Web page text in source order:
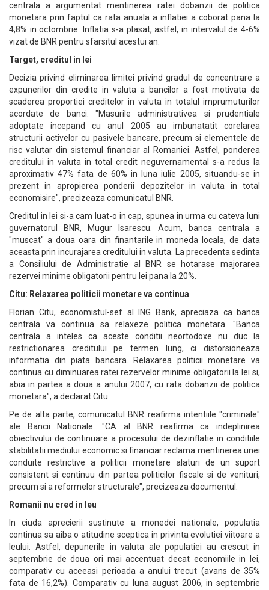
centrala a argumentat mentinerea ratei dobanzii de politica
monetara prin faptul ca rata anuala a inflatiei a coborat pana la
4,8% in octombrie. Inflatia s-a plasat, astfel, in intervalul de 4-6%
vizat de BNR pentru sfarsitul acestui an.
Target, creditul in lei
Decizia privind eliminarea limitei privind gradul de concentrare a
expunerilor din credite in valuta a bancilor a fost motivata de
scaderea proportiei creditelor in valuta in totalul imprumuturilor
acordate de banci. "Masurile administrativea si prudentiale
adoptate incepand cu anul 2005 au imbunatatit corelarea
structurii activelor cu pasivele bancare, precum si elementele de
risc valutar din sistemul financiar al Romaniei. Astfel, ponderea
creditului in valuta in total credit neguvernamental s-a redus la
aproximativ 47% fata de 60% in luna iulie 2005, situandu-se in
prezent in apropierea ponderii depozitelor in valuta in total
economisire", precizeaza comunicatul BNR.
Creditul in lei si-a cam luat-o in cap, spunea in urma cu cateva luni
guvernatorul BNR, Mugur Isarescu. Acum, banca centrala a
"muscat" a doua oara din finantarile in moneda locala, de data
aceasta prin incurajarea creditului in valuta. La precedenta sedinta
a Consiliului de Administratie al BNR se hotarase majorarea
rezervei minime obligatorii pentru lei pana la 20%.
Citu: Relaxarea politicii monetare va continua
Florian Citu, economistul-sef al ING Bank, apreciaza ca banca
centrala va continua sa relaxeze politica monetara. "Banca
centrala a inteles ca aceste conditii neortodoxe nu duc la
restrictionarea creditului pe termen lung, ci distorsioneaza
informatia din piata bancara. Relaxarea politicii monetare va
continua cu diminuarea ratei rezervelor minime obligatorii la lei si,
abia in partea a doua a anului 2007, cu rata dobanzii de politica
monetara", a declarat Citu.
Pe de alta parte, comunicatul BNR reafirma intentiile "criminale"
ale Bancii Nationale. "CA al BNR reafirma ca indeplinirea
obiectivului de continuare a procesului de dezinflatie in conditiile
stabilitatii mediului economic si financiar reclama mentinerea unei
conduite restrictive a politicii monetare alaturi de un suport
consistent si continuu din partea politicilor fiscale si de venituri,
precum si a reformelor structurale", precizeaza documentul.
Romanii nu cred in leu
In ciuda aprecierii sustinute a monedei nationale, populatia
continua sa aiba o atitudine sceptica in privinta evolutiei viitoare a
leului. Astfel, depunerile in valuta ale populatiei au crescut in
septembrie de doua ori mai accentuat decat economiile in lei,
comparativ cu aceeasi perioada a anului trecut (avans de 35%
fata de 16,2%). Comparativ cu luna august 2006, in septembrie